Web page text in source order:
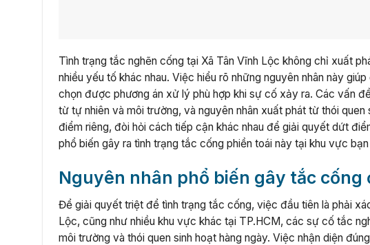
Tình trạng tắc nghẽn cống tại Xã Tân Vĩnh Lộc không chỉ xuất
nhiều yếu tố khác nhau. Việc hiểu rõ những nguyên nhân này
chọn được phương án xử lý phù hợp khi sự cố xảy ra. Các vấn
từ tự nhiên và môi trường, và nguyên nhân xuất phát từ thói
điểm riêng, đòi hỏi cách tiếp cận khác nhau để giải quyết dứt
phổ biến gây ra tình trạng tắc cống phiền toái này tại khu vực
Nguyên nhân phổ biến gây tắc cống
Để giải quyết triệt để tình trạng tắc cống, việc đầu tiên là phải
Lộc, cũng như nhiều khu vực khác tại TP.HCM, các sự cố tắc
môi trường và thói quen sinh hoạt hàng ngày. Việc nhận diện